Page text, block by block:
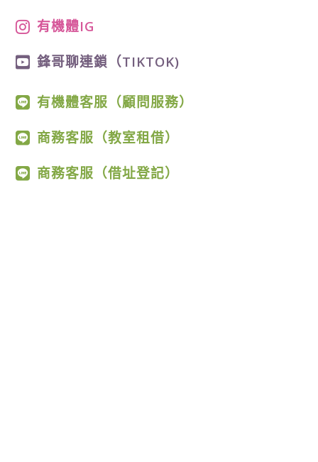
有機體IG
鋒哥聊連鎖（TIKTOK)
有機體客服（顧問服務）
商務客服（教室租借）
商務客服（借址登記）